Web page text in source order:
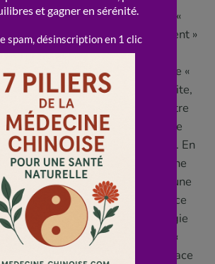
un système « équilibré », pas «
Qi, dans la tradition, « soutient »
« affaiblies », ce qui est
« rend » pas « invincible » et ne «
maladies au sens médical. Ensuite,
il y a un grand principe à connaître
à la question « pourquoi ne
Qi quand on a un rhume ? ». En
on ne « tonifie » pas pendant une
notamment pendant un rhume, une
ou une infection. Pourquoi ? Parce
de la MTC, lorsqu’une « énergie
(le « froid », par exemple) a «
« tonifier » et « renforcer la surface